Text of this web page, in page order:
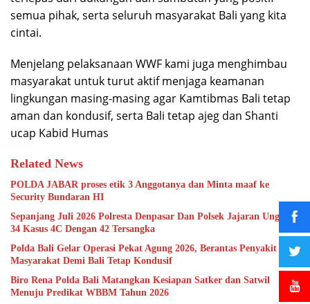
semua pihak, serta seluruh masyarakat Bali yang kita
cintai.
Menjelang pelaksanaan WWF kami juga menghimbau
masyarakat untuk turut aktif menjaga keamanan
lingkungan masing-masing agar Kamtibmas Bali tetap
aman dan kondusif, serta Bali tetap ajeg dan Shanti
ucap Kabid Humas
Related News
POLDA JABAR proses etik 3 Anggotanya dan Minta maaf ke
Security Bundaran HI
Sepanjang Juli 2026 Polresta Denpasar Dan Polsek Jajaran Ungkap
34 Kasus 4C Dengan 42 Tersangka
Polda Bali Gelar Operasi Pekat Agung 2026, Berantas Penyakit
Masyarakat Demi Bali Tetap Kondusif
Biro Rena Polda Bali Matangkan Kesiapan Satker dan Satwil
Menuju Predikat WBBM Tahun 2026